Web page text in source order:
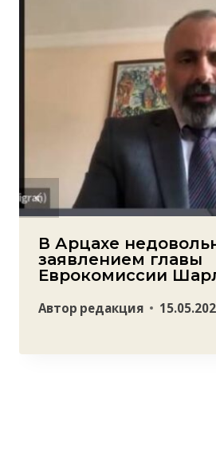
В Арцахе
заявлением главы
Еврокомиссии
Автор редакция